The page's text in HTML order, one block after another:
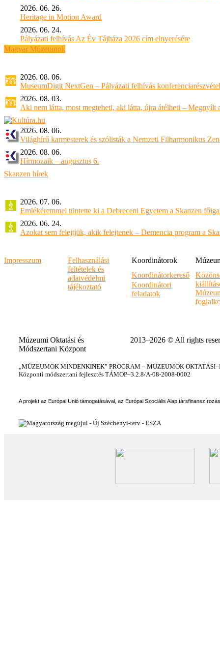
2026. 06. 26.
Heritage in Motion Award
2026. 06. 24.
Pályázati felhívás Az Év Tájháza 2026 cím elnyerésére
Magyar Múzeumok
2026. 08. 06.
MuseumDigit NextGen – Pályázati felhívás
2026. 08. 03.
Aki nem látta, most megteheti, aki látta, újra átélheti –
2026. 08. 06.
Világhírű karmesterek és szólisták a Nemzeti Filharmonikus
2026. 08. 06.
Hírmozaik – augusztus 6.
Skanzen hírek
2026. 07. 06.
Emlékéremmel tüntette ki a Debreceni Egyetem a Skanzen
2026. 06. 24.
Azokat sem felejtjük, akik felejtenek – Demencia program a
Impresszum
Felhasználási
feltételek és
adatvédelmi
tájékoztató
Koordinátorok
Koordinátorkereső
Koordinátori
feladatok
Múzeumi Oktatási és
Módszertani Központ
2013–2026 © All rights
„MÚZEUMOK MINDENKINEK” PROGRAM – MÚZEUMOK
Központi módszertani fejlesztés TÁMOP–3.2.8/A-08-2008-0002
A projekt az Európai Unió támogatásával, az Európai Szociális Alap